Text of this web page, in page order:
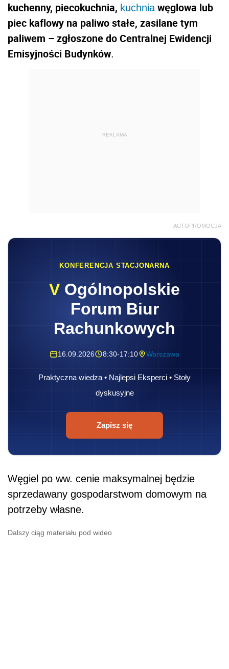
kuchenny, piecokuchnia, kuchniawęglowa lub
piec kaflowy na paliwo stałe, zasilane tym
paliwem – zgłoszone do Centralnej Ewidencji
Emisyjności Budynków.
REKLAMA
AUTOPROMOCJA
KONFERENCJA STACJONARNA
V Ogólnopolskie
Forum Biur
Rachunkowych
16.09.2026 8:30-17:10 Warszawa
Praktyczna wiedza • Najlepsi Eksperci • Stoły
dyskusyjne
Zapisz się
Węgiel po ww. cenie maksymalnej będzie
sprzedawany gospodarstwom domowym na
potrzeby własne.
Dalszy ciąg materiału pod wideo